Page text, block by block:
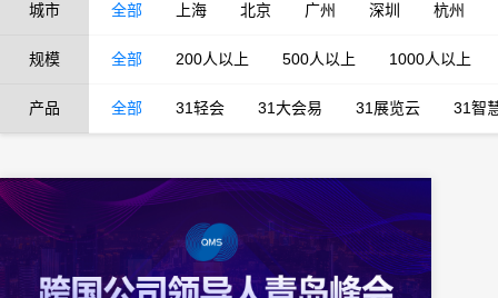
城市 全部 上海 北京 广州 深圳 杭州
规模 全部 200人以上 500人以上 1000人以上
产品 全部 31轻会 31大会易 31展览云 31智